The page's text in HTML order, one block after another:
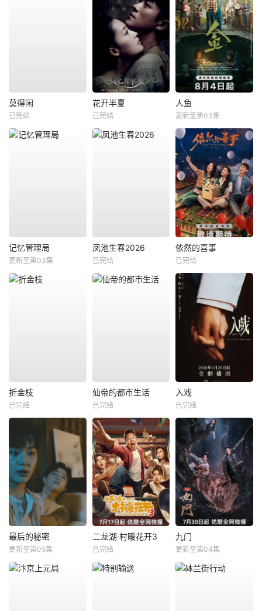
莫得闲
已完结
花开半夏
已完结
人鱼
更新至第03集
记忆管理局
更新至第03集
凤池生春2026
已完结
依然的喜事
已完结
折金枝
已完结
仙帝的都市生活
已完结
入戏
已完结
最后的秘密
更新至第05集
二龙湖·村暖花开3
已完结
九门
更新至第04集